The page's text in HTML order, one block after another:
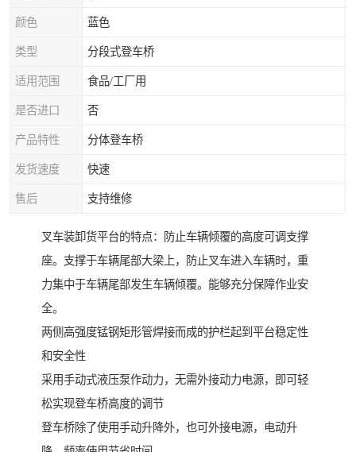
颜色 蓝色
类型 分段式登车桥
适用范围 食品/工厂用
是否进口 否
产品特性 分体登车桥
发货速度 快速
售后 支持维修
叉车装卸货平台的特点：防止车辆倾覆的高度可调支撑
座。支撑于车辆尾部大梁上，防止叉车进入车辆时，重
力集中于车辆尾部发生车辆倾覆。能够充分保障作业安
全。
两侧高强度锰钢矩形管焊接而成的护栏起到平台稳定性
和安全性
采用手动式液压泵作动力，无需外接动力电源，即可轻
松实现登车桥高度的调节
登车桥除了使用手动升降外，也可外接电源，电动升